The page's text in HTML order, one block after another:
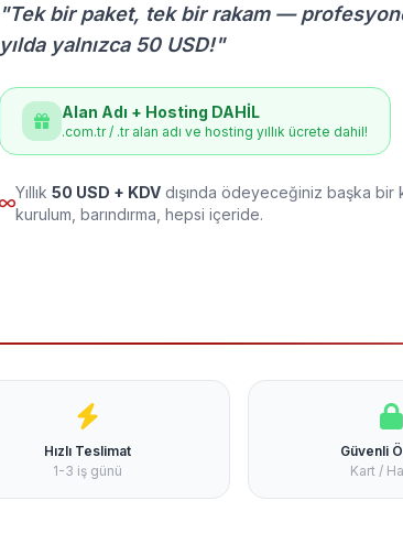
"Tek bir paket, tek bir rakam —
yılda yalnızca 50 USD!"
Alan Adı + Hosting DAHİL
.com.tr / .tr alan adı ve hosting yıllık ücrete dahil!
Yıllık 50 USD + KDV dışında ödeyeceğiniz başka
kurulum, barındırma, hepsi içeride.
Hızlı Teslimat
1-3 iş günü
Güvenli
Kart /